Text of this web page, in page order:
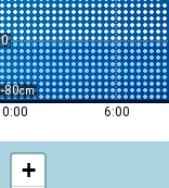
0
-80
0:00
6:00
+